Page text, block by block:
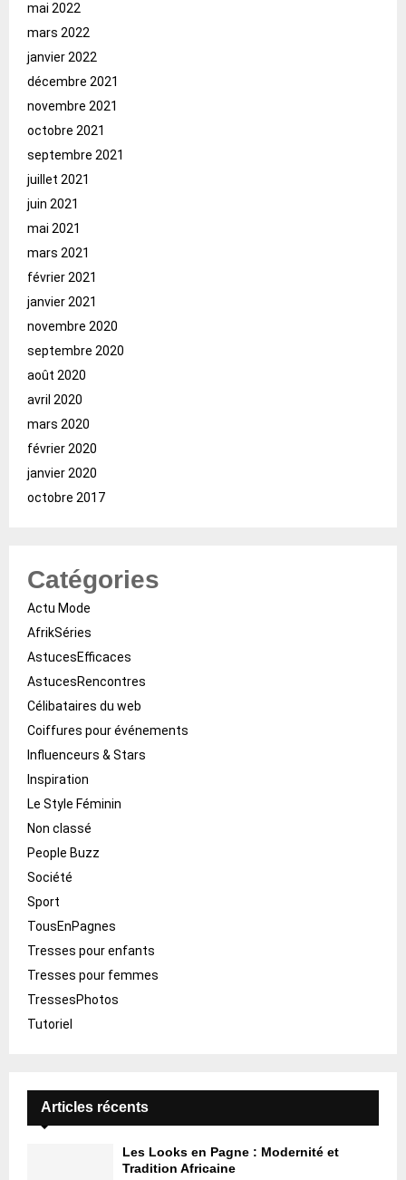
mai 2022
mars 2022
janvier 2022
décembre 2021
novembre 2021
octobre 2021
septembre 2021
juillet 2021
juin 2021
mai 2021
mars 2021
février 2021
janvier 2021
novembre 2020
septembre 2020
août 2020
avril 2020
mars 2020
février 2020
janvier 2020
octobre 2017
Catégories
Actu Mode
AfrikSéries
AstucesEfficaces
AstucesRencontres
Célibataires du web
Coiffures pour événements
Influenceurs & Stars
Inspiration
Le Style Féminin
Non classé
People Buzz
Société
Sport
TousEnPagnes
Tresses pour enfants
Tresses pour femmes
TressesPhotos
Tutoriel
Articles récents
Les Looks en Pagne : Modernité et
Tradition Africaine